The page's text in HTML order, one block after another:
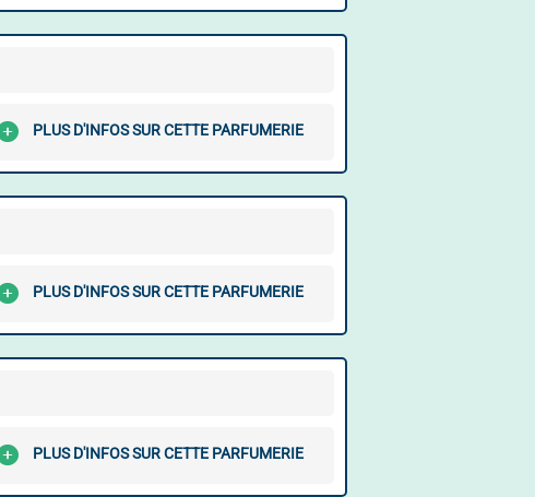
PLUS D'INFOS SUR CETTE PARFUMERIE
PLUS D'INFOS SUR CETTE PARFUMERIE
PLUS D'INFOS SUR CETTE PARFUMERIE